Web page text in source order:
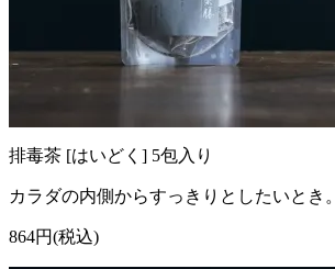
排毒茶 [はいどく] 5包入り
カラダの内側からすっきりとしたいとき。
864円(税込)